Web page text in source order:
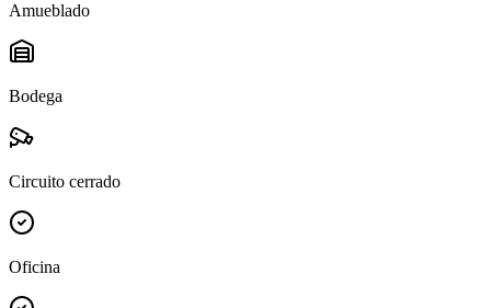
Amueblado
Bodega
Circuito cerrado
Oficina